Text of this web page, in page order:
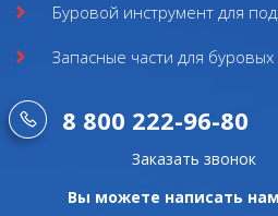
Буровой инструмент для
Запасные части для буровых
8 800 222-96-80
Заказать звонок
Вы можете написать нам